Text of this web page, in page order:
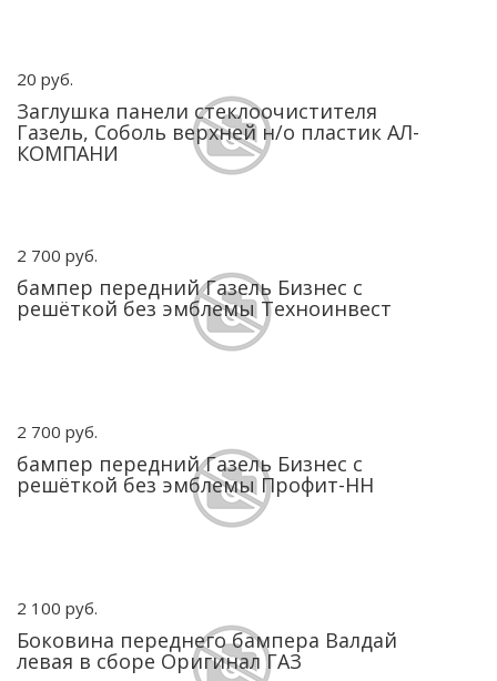
20 руб.
Заглушка панели стеклоочистителя
Газель, Соболь верхней н/о пластик АЛ-
КОМПАНИ
2 700 руб.
бампер передний Газель Бизнес с
решёткой без эмблемы Техноинвест
2 700 руб.
бампер передний Газель Бизнес с
решёткой без эмблемы Профит-НН
2 100 руб.
Боковина переднего бампера Валдай
левая в сборе Оригинал ГАЗ